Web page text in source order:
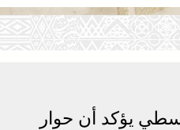
يؤكد أن حوار